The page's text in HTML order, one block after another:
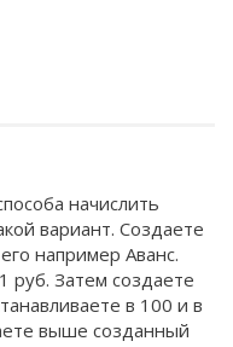
начислить
вариант. Создаете
например Аванс.
руб. Затем создаете
в 100 и в
выше созданный